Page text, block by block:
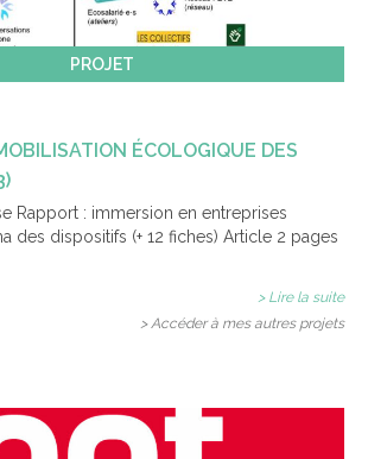
PROJET
ÉCOLOGIQUE DES
Rapport : immersion en entreprises
des dispositifs (+ 12 fiches) Article 2 pages
> Lire la suite
> Accéder à mes autres projets